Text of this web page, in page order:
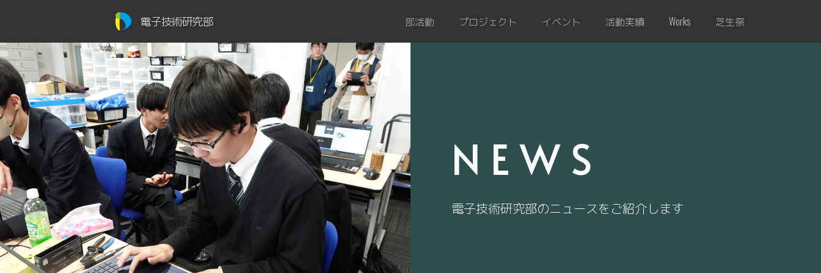
電子技術研究部 部活動 プロジェクト イベント 活動実績 Works 芝生祭
NEWS
電子技術研究部のニュースをご紹介します